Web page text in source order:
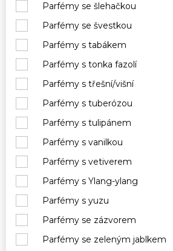
Parfémy se šlehačkou
Parfémy se švestkou
Parfémy s tabákem
Parfémy s tonka fazolí
Parfémy s třešní/višní
Parfémy s tuberózou
Parfémy s tulipánem
Parfémy s vanilkou
Parfémy s vetiverem
Parfémy s Ylang-ylang
Parfémy s yuzu
Parfémy se zázvorem
Parfémy se zeleným jablkem